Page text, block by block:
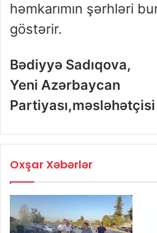
həmkarımın şərhləri
göstərir.
Bədiyyə Sadıqova,
Yeni Azərbaycan
Partiyası,məsləhətçisi
Oxşar Xəbərlər